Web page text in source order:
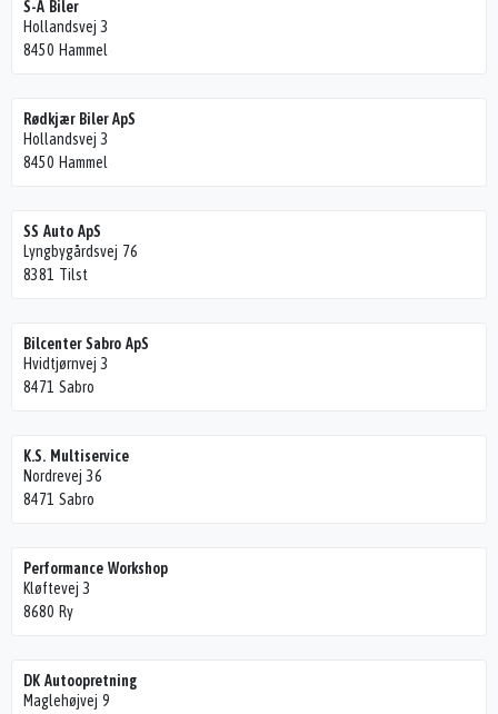
S-A Biler
Hollandsvej 3
8450 Hammel
Rødkjær Biler ApS
Hollandsvej 3
8450 Hammel
SS Auto ApS
Lyngbygårdsvej 76
8381 Tilst
Bilcenter Sabro ApS
Hvidtjørnvej 3
8471 Sabro
K.S. Multiservice
Nordrevej 36
8471 Sabro
Performance Workshop
Kløftevej 3
8680 Ry
DK Autoopretning
Maglehøjvej 9